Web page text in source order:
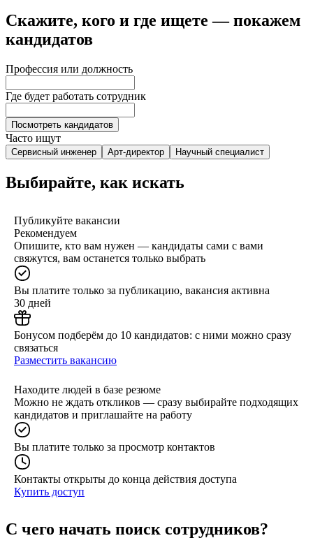
Скажите, кого и где ищете — покажем
кандидатов
Профессия или должность
Где будет работать сотрудник
Посмотреть кандидатов
Часто ищут
Сервисный инженер Арт-директор Научный специалист
Выбирайте, как искать
Публикуйте вакансии
Рекомендуем
Опишите, кто вам нужен — кандидаты сами с вами
свяжутся, вам останется только выбрать
Вы платите только за публикацию, вакансия активна
30 дней
Бонусом подберём до 10 кандидатов: с ними можно сразу
связаться
Разместить вакансию
Находите людей в базе резюме
Можно не ждать откликов — сразу выбирайте подходящих
кандидатов и приглашайте на работу
Вы платите только за просмотр контактов
Контакты открыты до конца действия доступа
Купить доступ
С чего начать поиск сотрудников?